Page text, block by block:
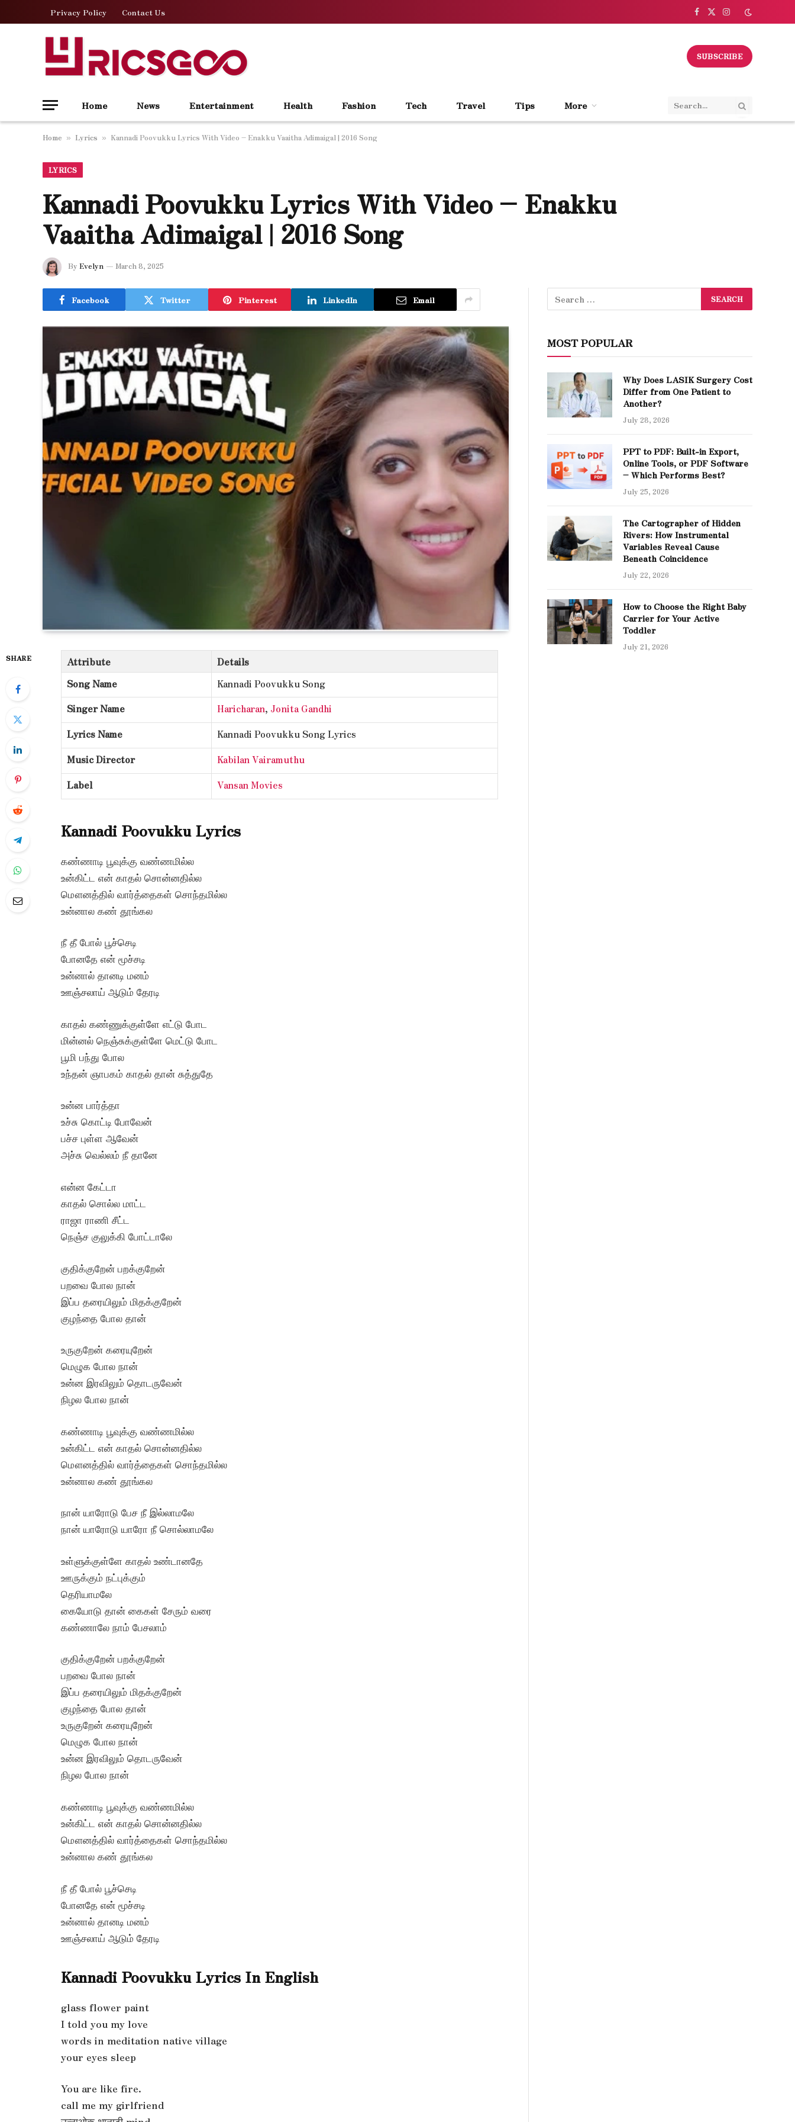
Privacy Policy Contact Us Facebook
X
Instagram
SUBSCRIBE
Home News Entertainment Health Fashion Tech Travel Tips More
Home » Lyrics » Kannadi Poovukku Lyrics With Video – Enakku Vaaitha Adimaigal | 2016 Song
LYRICS
Kannadi Poovukku Lyrics With Video – Enakku
Vaaitha Adimaigal | 2016 Song
By Evelyn March 8, 2025
Facebook Twitter Pinterest LinkedIn Email
SHARE Attribute
Details
Song Name
Kannadi Poovukku Song
Singer Name
Haricharan, Jonita Gandhi
Lyrics Name
Kannadi Poovukku Song Lyrics
Music Director
Kabilan Vairamuthu
Label
Vansan Movies
Kannadi Poovukku Lyrics
கண்ணாடி பூவுக்கு வண்ணமில்ல
உன்கிட்ட என் காதல் சொன்னதில்ல
மௌனத்தில் வார்த்தைகள் சொந்தமில்ல
உன்னால கண் தூங்கல
நீ தீ போல் பூச்செடி
போனதே என் மூச்சடி
உன்னால் தானடி மனம்
ஊஞ்சலாய் ஆடும் தேரடி
காதல் கண்ணுக்குள்ளே எட்டு போட
மின்னல் நெஞ்சுக்குள்ளே மெட்டு போட
பூமி பந்து போல
உந்தன் ஞாபகம் காதல் தான் சுத்துதே
உன்ன பார்த்தா
உச்சு கொட்டி போவேன்
பச்ச புள்ள ஆவேன்
அச்சு வெல்லம் நீ தானே
என்ன கேட்டா
காதல் சொல்ல மாட்ட
ராஜா ராணி சீட்ட
நெஞ்ச குலுக்கி போட்டாலே
குதிக்குறேன் பறக்குறேன்
பறவை போல நான்
இப்ப தரையிலும் மிதக்குறேன்
குழந்தை போல தான்
உருகுறேன் கரையுறேன்
மெழுக போல நான்
உன்ன இரவிலும் தொடருவேன்
நிழல போல நான்
கண்ணாடி பூவுக்கு வண்ணமில்ல
உன்கிட்ட என் காதல் சொன்னதில்ல
மௌனத்தில் வார்த்தைகள் சொந்தமில்ல
உன்னால கண் தூங்கல
நான் யாரோடு பேச நீ இல்லாமலே
நான் யாரோடு யாரோ நீ சொல்லாமலே
உள்ளுக்குள்ளே காதல் உண்டானதே
ஊருக்கும் நட்புக்கும்
தெரியாமலே
கையோடு தான் கைகள் சேரும் வரை
கண்ணாலே நாம் பேசலாம்
குதிக்குறேன் பறக்குறேன்
பறவை போல நான்
இப்ப தரையிலும் மிதக்குறேன்
குழந்தை போல தான்
உருகுறேன் கரையுறேன்
மெழுக போல நான்
உன்ன இரவிலும் தொடருவேன்
நிழல போல நான்
கண்ணாடி பூவுக்கு வண்ணமில்ல
உன்கிட்ட என் காதல் சொன்னதில்ல
மௌனத்தில் வார்த்தைகள் சொந்தமில்ல
உன்னால கண் தூங்கல
நீ தீ போல் பூச்செடி
போனதே என் மூச்சடி
உன்னால் தானடி மனம்
ஊஞ்சலாய் ஆடும் தேரடி
Kannadi Poovukku Lyrics In English
glass flower paint
I told you my love
words in meditation native village
your eyes sleep
You are like fire.
call me my girlfriend
MOST POPULAR
Why Does LASIK Surgery Cost
Differ from One Patient to
Another?
July 28, 2026
PPT to PDF: Built-in Export,
Online Tools, or PDF Software
– Which Performs Best?
July 25, 2026
The Cartographer of Hidden
Rivers: How Instrumental
Variables Reveal Cause
Beneath Coincidence
July 22, 2026
How to Choose the Right Baby
Carrier for Your Active
Toddler
July 21, 2026